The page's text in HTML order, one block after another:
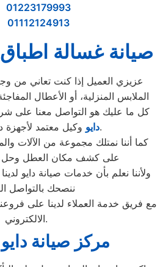
01223179993
01112124913
صيانة غسالة اطباق
عزيزي العميل إذا كنت تعاني من
الملابس المنزلية، أو الأعطال
كل ما عليك هو التواصل معنا على
دايووكيل معتمد لأجهزة دايو في مصر.
كما أننا نمتلك مجموعة من الآلات
على كشف مكان العطل وحل
ولأننا نعلم بأن خدمات صيانة دايو
ننصحك بالتواصل
مع فريق خدمة العملاء لدينا على
الالكتروني.
مركز صيانة دايو